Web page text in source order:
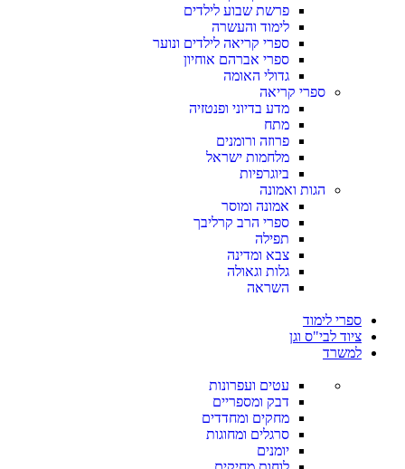
פרשת שבוע לילדים
לימוד והעשרה
ספרי קריאה לילדים ונוער
ספרי אברהם אוחיון
גדולי האומה
ספרי קריאה
מדע בדיוני ופנטזיה
מתח
פרוזה ורומנים
מלחמות ישראל
ביוגרפיות
הגות ואמונה
אמונה ומוסר
ספרי הרב קרליבך
תפילה
צבא ומדינה
גלות וגאולה
השראה
ספרי לימוד
ציוד לבי"ס וגן
למשרד
עטים ועפרונות
דבק ומספריים
מחקים ומחדדים
סרגלים ומחוגות
יומנים